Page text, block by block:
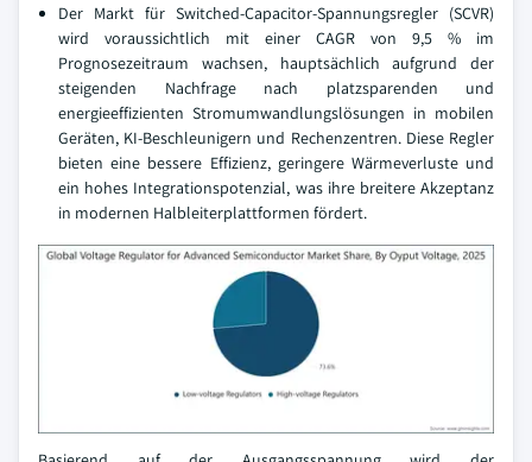
Der Markt für Switched-Capacitor-Spannungsregler (SCVR)
wird voraussichtlich mit einer CAGR von 9,5 % im
Prognosezeitraum wachsen, hauptsächlich aufgrund der
steigenden Nachfrage nach platzsparenden und
energieeffizienten Stromumwandlungslösungen in mobilen
Geräten, KI-Beschleunigern und Rechenzentren. Diese Regler
bieten eine bessere Effizienz, geringere Wärmeverluste und
ein hohes Integrationspotenzial, was ihre breitere Akzeptanz
in modernen Halbleiterplattformen fördert.